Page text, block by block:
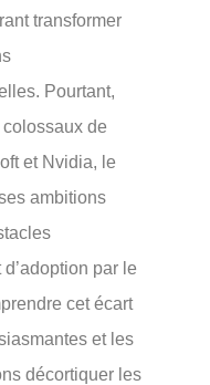
transformer
Pourtant,
de
et Nvidia, le
ambitions
par le
cet écart
et les
décortiquer les